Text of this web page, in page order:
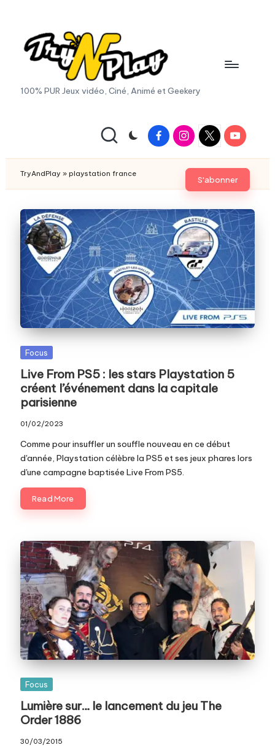
content
T
A
n
P
la
y.
c
o
m
100% PUR Jeux vidéo, Ciné, Animé et Geekery
FacebookInstagram
X
|
Twitter
Youtube
S'abonner
TryAndPlay » playstation france
Posted
Focus
Live From PS5 : les stars Playstation 5
créent l’événement dans la capitale
parisienne
01/02/2023
Comme pour insuffler un souffle nouveau en ce début
d'année, Playstation célèbre la PS5 et ses jeux phares lors
d'une campagne baptisée Live From PS5.
Read More
Posted
Focus
Lumière sur… le lancement du jeu The
Order 1886
30/03/2015